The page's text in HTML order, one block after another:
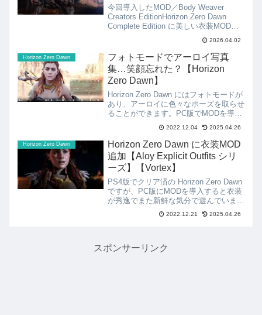
今回導入したMOD／Body Weaver
Creators EditionHorizon Zero Dawn
Complete Edition に美しい衣装MODを
見つけたので導入してみました。Body
2026.04.02
Horizon Zero Dawn
フォトモードでアーロイ写真
集…笑顔忘れた？【Horizon
Zero Dawn】
Horizon Zero Dawn にはフォトモードが
あり、アーロイに色々なポーズを取らせ
ることができます。PC版でMODを導入
し新たな衣装も増えたので、アーロイを
モデルにフォトモードを試してみまし
た。戦闘中の激しいシーンの一瞬を切り
取り、...
2022.12.04 2025.04.26
Horizon Zero Dawn
Horizon Zero Dawn に衣装MOD
追加【Aloy Explicit Outfits シリ
ーズ】【Vortex】
PS4版でクリア済の Horizon Zero Dawn
ですが、PC版にMODを導入すると衣装
が秀逸でまた新鮮な気分で遊んでいま
す。調べてみると以前導入した
MOD【Aloy Explicit Outfits】に新しい
2022.12.21 2025.04.26
スポンサーリンク